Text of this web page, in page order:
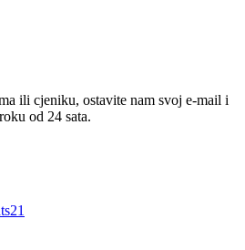
ili cjeniku, ostavite nam svoj e-mail i
od 24 sata.